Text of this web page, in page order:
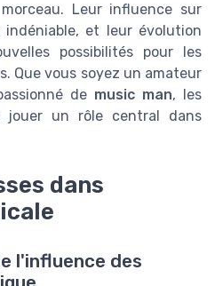
Leur influence sur
et leur évolution
possibilités pour les
Que vous soyez un amateur
de music man, les
jouer un rôle central dans
dans
l'influence des